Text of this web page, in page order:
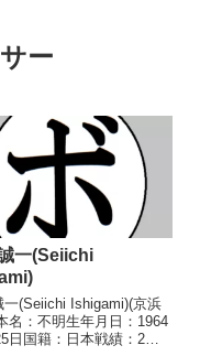
ー
一(Seiichi
一(Seiichi Ishigami)(京浜
名：不明生年月日：1964
日国籍：日本戦績：2戦2